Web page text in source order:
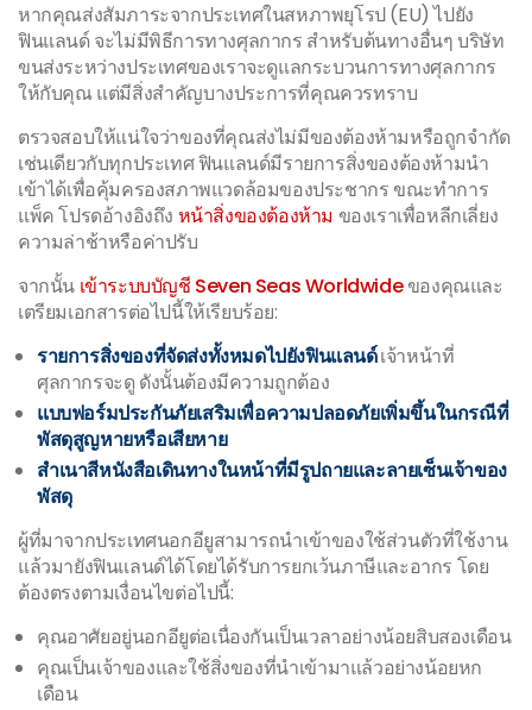
หากคุณส่งสัมภาระจากประเทศในสหภาพยุโรป (EU) ไปยัง
ฟินแลนด์ จะไม่มีพิธีการทางศุลกากร สำหรับต้นทางอื่นๆ บริษัท
ขนส่งระหว่างประเทศของเราจะดูแลกระบวนการทางศุลกากร
ให้กับคุณ แต่มีสิ่งสำคัญบางประการที่คุณควรทราบ
ตรวจสอบให้แน่ใจว่าของที่คุณส่งไม่มีของต้องห้ามหรือถูกจำกัด
เช่นเดียวกับทุกประเทศ ฟินแลนด์มีรายการสิ่งของต้องห้ามนำ
เข้าได้เพื่อคุ้มครองสภาพแวดล้อมของประชากร ขณะทำการ
แพ็ค โปรดอ้างอิงถึง หน้าสิ่งของต้องห้าม ของเราเพื่อหลีกเลี่ยง
ความล่าช้าหรือค่าปรับ
จากนั้น เข้าระบบบัญชี Seven Seas Worldwideของคุณและ
เตรียมเอกสารต่อไปนี้ให้เรียบร้อย:
รายการสิ่งของที่จัดส่งทั้งหมดไปยังฟินแลนด์เจ้าหน้าที่
ศุลกากรจะดู ดังนั้นต้องมีความถูกต้อง
แบบฟอร์มประกันภัยเสริมเพื่อความปลอดภัยเพิ่มขึ้นในกรณีที่
พัสดุสูญหายหรือเสียหาย
สำเนาสีหนังสือเดินทางในหน้าที่มีรูปถายและลายเซ็นเจ้าของ
พัสดุ
ผู้ที่มาจากประเทศนอกอียูสามารถนำเข้าของใช้ส่วนตัวที่ใช้งาน
แล้วมายังฟินแลนด์ได้โดยได้รับการยกเว้นภาษีและอากร โดย
ต้องตรงตามเงื่อนไขต่อไปนี้:
คุณอาศัยอยู่นอกอียูต่อเนื่องกันเป็นเวลาอย่างน้อยสิบสองเดือน
คุณเป็นเจ้าของและใช้สิ่งของที่นำเข้ามาแล้วอย่างน้อยหก
เดือน